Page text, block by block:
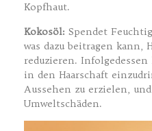
Kopfhaut.
Kokosöl: Spendet
was dazu beitragen kann,
reduzieren.
in den Haarschaft
Aussehen zu erzielen,
Umweltschäden.